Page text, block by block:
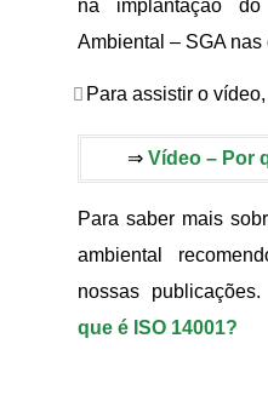
na implantação
Ambiental – SGA nas
Para assistir o
⇒ Vídeo – Por
Para saber mais
ambiental
nossas
que é ISO 14001?